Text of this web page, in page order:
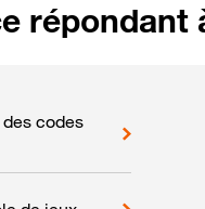
répondant
codes